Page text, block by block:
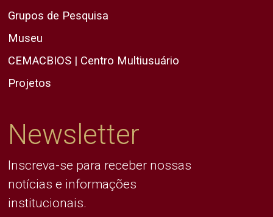
Grupos de Pesquisa
Museu
CEMACBIOS | Centro Multiusuário
Projetos
Newsletter
Inscreva-se para receber nossas
notícias e informações
institucionais.